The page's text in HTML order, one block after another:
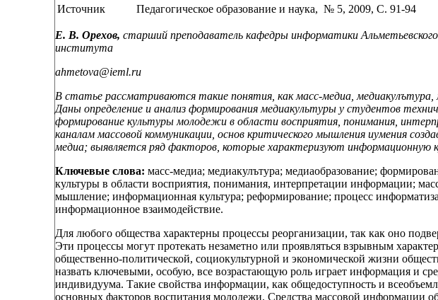
Источник
Педагогическое образование и наука, № 5, 2009, C. 91-94
Е. В. Орехов, старший преподаватель кафедры информатики
института
ahmetova@ieml.ru
В статье рассматриваются такие понятия, как масс-медиа, медиакулътура,
Даны определение и анализ формирования медиакультуры у студентов
формирование культуры молодежи в области восприятия, понимания,
каналам массовой коммуникации, основ критического мышления иумения
медиа; выявляется ряд факторов, которые характеризуют информационную
Ключевые слова: масс-медиа; медиакулътура; медиаобразование;
культуры в области восприятия, понимания, интерпретации информации;
мышление; информационная культура; реформирование; процесс
информационное взаимодействие.
Для любого общества характерны процессы реорганизации, так как оно
Эти процессы могут протекать незаметно или проявляться взрывным
общественно-политической, социокультурной и экономической жизни
назвать ключевыми, особую, все возрастающую роль играет информация и
индивидуума. Такие свойства информации, как общедоступность и
основных факторов воспитания молодежи. Средства массовой информации